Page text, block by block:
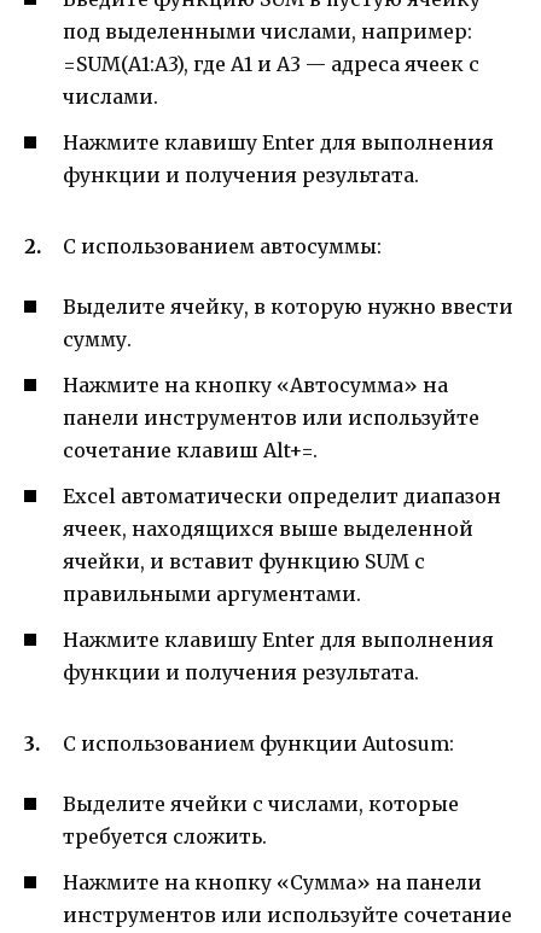
под выделенными числами, например:
=SUM(A1:A3), где A1 и A3 — адреса ячеек с
числами.
Нажмите клавишу Enter для выполнения
функции и получения результата.
С использованием автосуммы:
Выделите ячейку, в которую нужно ввести
сумму.
Нажмите на кнопку «Автосумма» на
панели инструментов или используйте
сочетание клавиш Alt+=.
Excel автоматически определит диапазон
ячеек, находящихся выше выделенной
ячейки, и вставит функцию SUM с
правильными аргументами.
Нажмите клавишу Enter для выполнения
функции и получения результата.
С использованием функции Autosum:
Выделите ячейки с числами, которые
требуется сложить.
Нажмите на кнопку «Сумма» на панели
инструментов или используйте сочетание